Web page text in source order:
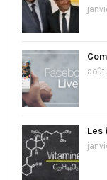
août
Les